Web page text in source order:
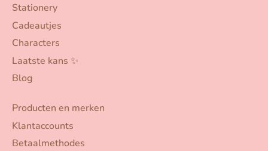
Stationery
Cadeautjes
Characters
Laatste kans ✨
Blog
Producten en merken
Klantaccounts
Betaalmethodes